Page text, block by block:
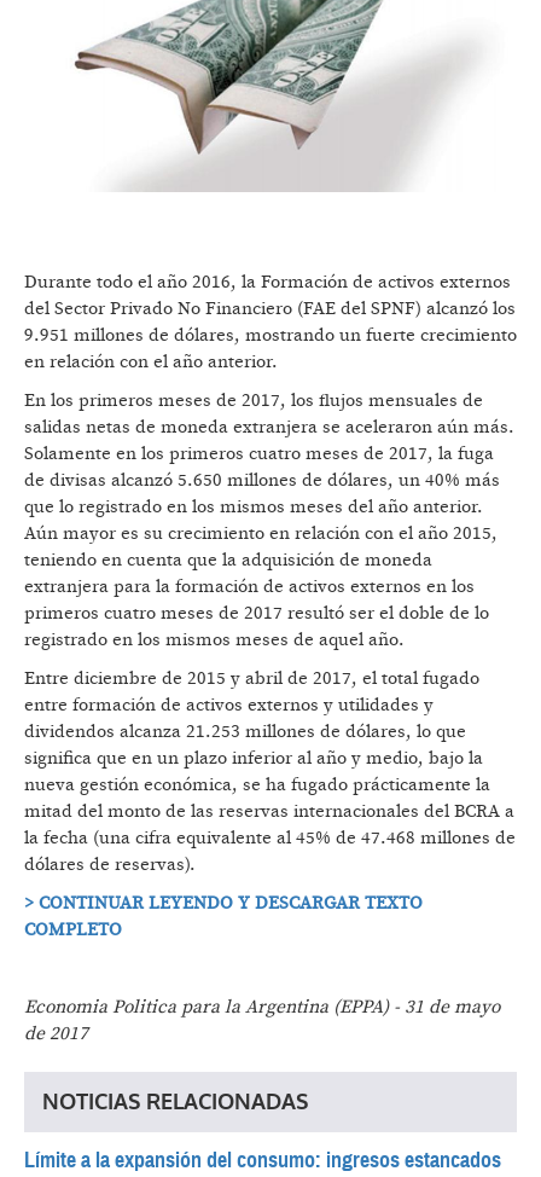
Durante todo el año 2016, la Formación de activos externos
del Sector Privado No Financiero (FAE del SPNF) alcanzó los
9.951 millones de dólares, mostrando un fuerte crecimiento
en relación con el año anterior.
En los primeros meses de 2017, los flujos mensuales de
salidas netas de moneda extranjera se aceleraron aún más.
Solamente en los primeros cuatro meses de 2017, la fuga
de divisas alcanzó 5.650 millones de dólares, un 40% más
que lo registrado en los mismos meses del año anterior.
Aún mayor es su crecimiento en relación con el año 2015,
teniendo en cuenta que la adquisición de moneda
extranjera para la formación de activos externos en los
primeros cuatro meses de 2017 resultó ser el doble de lo
registrado en los mismos meses de aquel año.
Entre diciembre de 2015 y abril de 2017, el total fugado
entre formación de activos externos y utilidades y
dividendos alcanza 21.253 millones de dólares, lo que
significa que en un plazo inferior al año y medio, bajo la
nueva gestión económica, se ha fugado prácticamente la
mitad del monto de las reservas internacionales del BCRA a
la fecha (una cifra equivalente al 45% de 47.468 millones de
dólares de reservas).
> CONTINUAR LEYENDO Y DESCARGAR TEXTO
COMPLETO
Economia Politica para la Argentina (EPPA) - 31 de mayo
de 2017
NOTICIAS RELACIONADAS
Límite a la expansión del consumo: ingresos estancados